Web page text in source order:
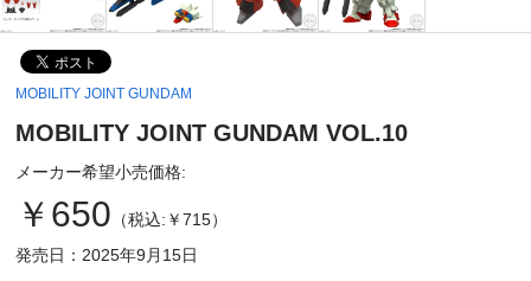
MOBILITY JOINT GUNDAM
MOBILITY JOINT GUNDAM VOL.10
メーカー希望小売価格:
￥650 （税込:￥715）
発売日：2025年9月15日